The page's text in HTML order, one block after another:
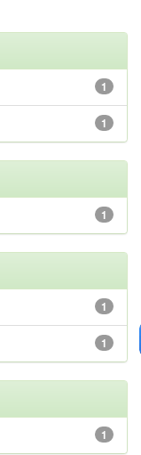
1
1
1
1
1
1